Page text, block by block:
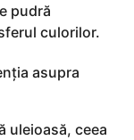
pudră
culorilor.
asupra
uleioasă, ceea